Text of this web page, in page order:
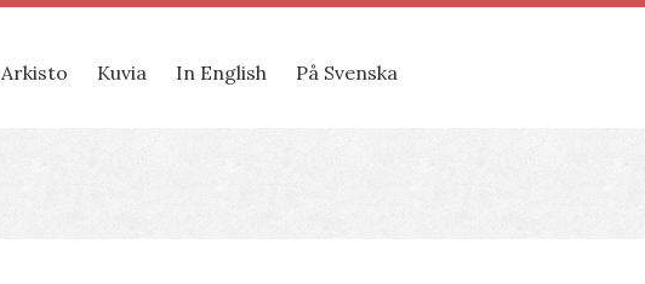
Arkisto Kuvia In English På Svenska